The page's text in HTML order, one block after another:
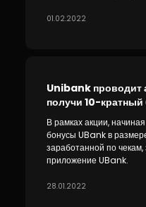
01.02.2022
Unibank
получи 10-
В рамках акции,
бонусы UBank в
заработанной по
приложение UBank.
28.01.2022